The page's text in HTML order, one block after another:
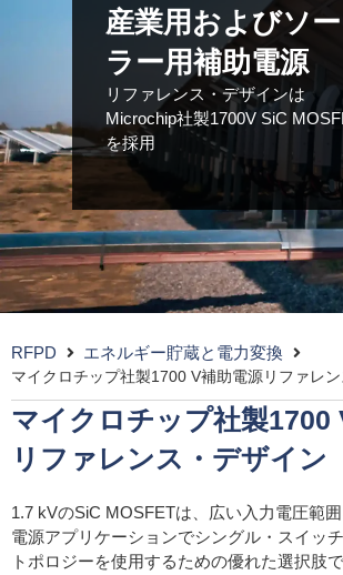
産業用およびソー
ラー用補助電源
リファレンス・デザインは
Microchip社製1700V SiC
を採用
RFPD エネルギー貯蔵と電力変換
マイクロチップ社製1700 V補助電源リファレ
マイクロチップ社製1700
リファレンス・デザイン
1.7 kVのSiC MOSFETは、広い入力電圧範
電源アプリケーションでシングル・スイッ
トポロジーを使用するための優れた選択肢